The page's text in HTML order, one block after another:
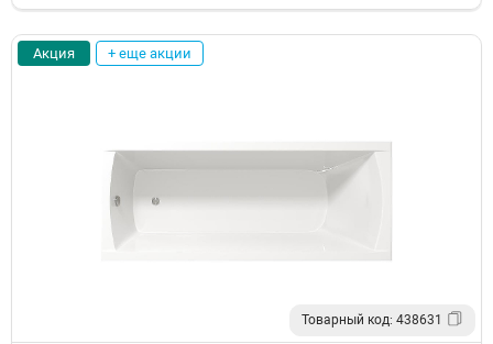
Акция + еще акции
Товарный код: 438631